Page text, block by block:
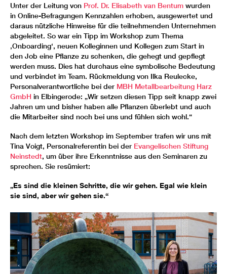
Unter der Leitung von Prof. Dr. Elisabeth van Bentum wurden
in Online-Befragungen Kennzahlen erhoben, ausgewertet und
daraus nützliche Hinweise für die teilnehmenden Unternehmen
abgeleitet. So war ein Tipp im Workshop zum Thema
‚Onboarding‘, neuen Kolleginnen und Kollegen zum Start in
den Job eine Pflanze zu schenken, die gehegt und gepflegt
werden muss. Dies hat durchaus eine symbolische Bedeutung
und verbindet im Team. Rückmeldung von Ilka Reulecke,
Personalverantwortliche bei der MBH Metallbearbeitung Harz
GmbH in Elbingerode: „Wir setzen diesen Tipp seit knapp zwei
Jahren um und bisher haben alle Pflanzen überlebt und auch
die Mitarbeiter sind noch bei uns und fühlen sich wohl.“
Nach dem letzten Workshop im September trafen wir uns mit
Tina Voigt, Personalreferentin bei der Evangelischen Stiftung
Neinstedt, um über ihre Erkenntnisse aus den Seminaren zu
sprechen. Sie resümiert:
„Es sind die kleinen Schritte, die wir gehen. Egal wie klein
sie sind, aber wir gehen sie.“